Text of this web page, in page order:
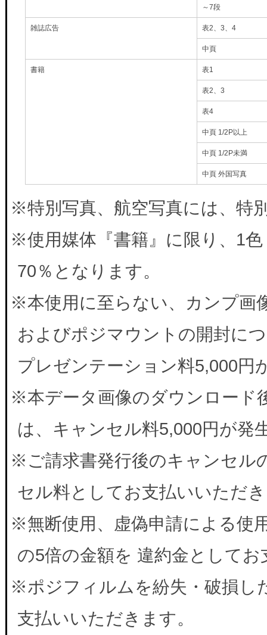
～7段
雑誌広告 表2、3、4
中頁
書籍 表1
表2、3
表4
中頁 1/2P以上
中頁 1/2P未満
中頁 外国写真
※特別写真、航空写真には、特
※使用媒体『書籍』に限り、1
70％となります。
※本使用に至らない、カンプ画
およびポジマウントの開封に
プレゼンテーション料5,000円
※本データ画像のダウンロード
は、キャンセル料5,000円が発
※ご請求書発行後のキャンセル
セル料としてお支払いいただ
※無断使用、虚偽申請による使
の5倍の金額を 違約金として
※ポジフィルムを紛失・破損し
支払いいただきます。